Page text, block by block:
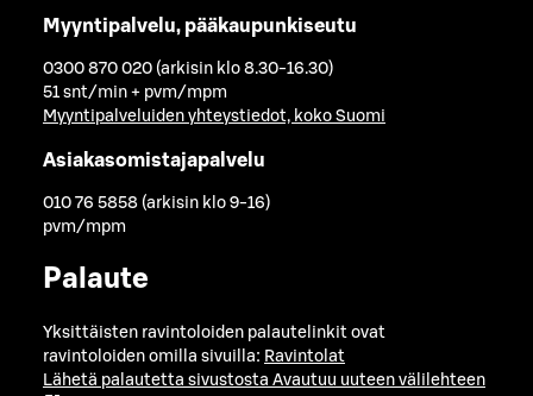
Myyntipalvelu, pääkaupunkiseutu
0300 870 020 (arkisin klo 8.30-16.30)
51 snt/min + pvm/mpm
Myyntipalveluiden yhteystiedot, koko Suomi
Asiakasomistajapalvelu
010 76 5858 (arkisin klo 9-16)
pvm/mpm
Palaute
Yksittäisten ravintoloiden palautelinkit ovat
ravintoloiden omilla sivuilla: Ravintolat
Lähetä palautetta sivustosta Avautuu uuteen välilehteen